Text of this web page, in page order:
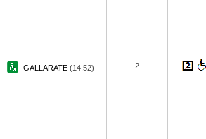
GALLARATE (14.52) 2